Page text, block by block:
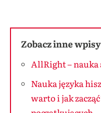
Zobacz inne
AllRight – nauka
Nauka języka
warto i jak